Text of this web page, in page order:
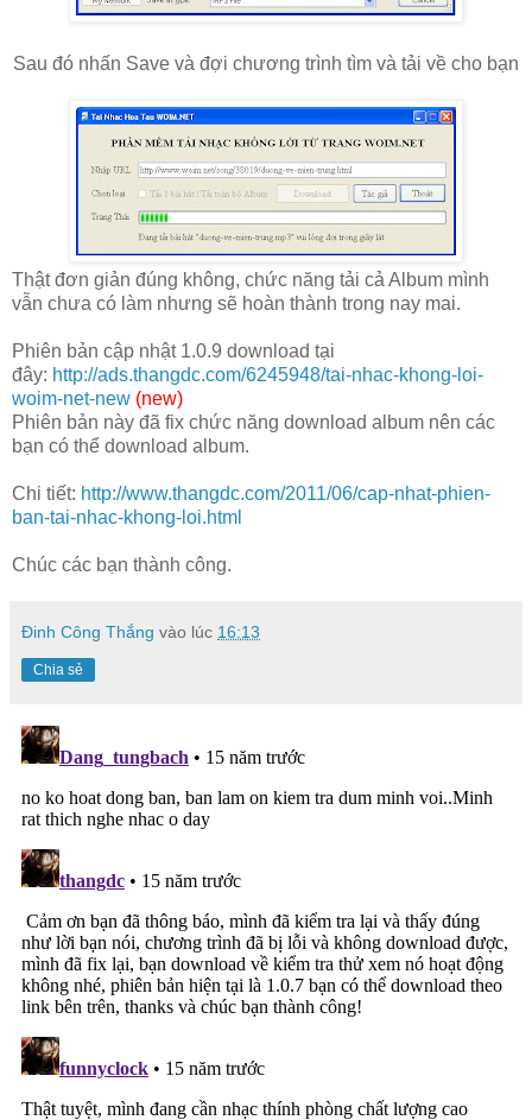
Sau đó nhấn Save và đợi chương trình tìm và tải về cho bạn
Thật đơn giản đúng không, chức năng tải cả Album mình
vẫn chưa có làm nhưng sẽ hoàn thành trong nay mai.
Phiên bản cập nhật 1.0.9 download tại
đây: http://ads.thangdc.com/6245948/tai-nhac-khong-loi-
woim-net-new (new)
Phiên bản này đã fix chức năng download album nên các
bạn có thể download album.
Chi tiết: http://www.thangdc.com/2011/06/cap-nhat-phien-
ban-tai-nhac-khong-loi.html
Chúc các bạn thành công.
Đinh Công Thắng vào lúc 16:13
Chia sẻ